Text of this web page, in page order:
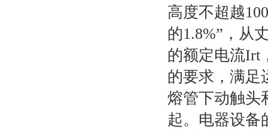
高度不超越
的1.8%”，从
的额定电流Irt
的要求，满足
熔管下动触头
起。电器设备